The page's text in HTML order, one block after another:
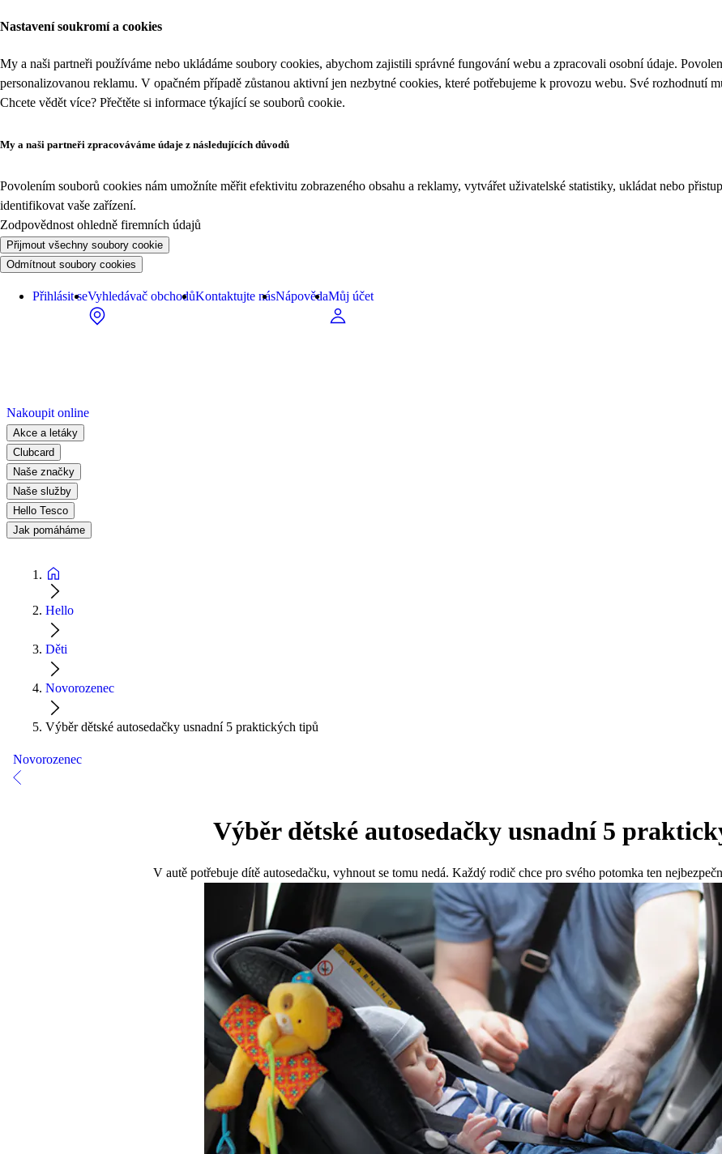
Nastavení soukromí a cookies
My a naši partneři používáme nebo ukládáme soubory cookies, abychom zajistili správné fungování webu a zpracovali osobní údaje.
personalizovanou reklamu. V opačném případě zůstanou aktivní jen nezbytné cookies, které potřebujeme k provozu webu. Své rozhodnutí
Chcete vědět více? Přečtěte si informace týkající se souborů cookie.
My a naši partneři zpracováváme údaje z následujících důvodů
Povolením souborů cookies nám umožníte měřit efektivitu zobrazeného obsahu a reklamy, vytvářet uživatelské statistiky, ukládat nebo
identifikovat vaše zařízení.
Zodpovědnost ohledně firemních údajů
Přijmout všechny soubory cookie
Odmítnout soubory cookies
Přihlásit seVyhledávač obchodůKontaktujte násNápovědaMůj účet
Nakoupit online
Akce a letáky
Clubcard
Naše značky
Naše služby
Hello Tesco
Jak pomáháme
Hello
Děti
Novorozenec
Výběr dětské autosedačky usnadní 5 praktických tipů
Novorozenec
Výběr dětské autosedačky usnadní 5
V autě potřebuje dítě autosedačku, vyhnout se tomu nedá. Každý rodič chce pro svého potomka ten